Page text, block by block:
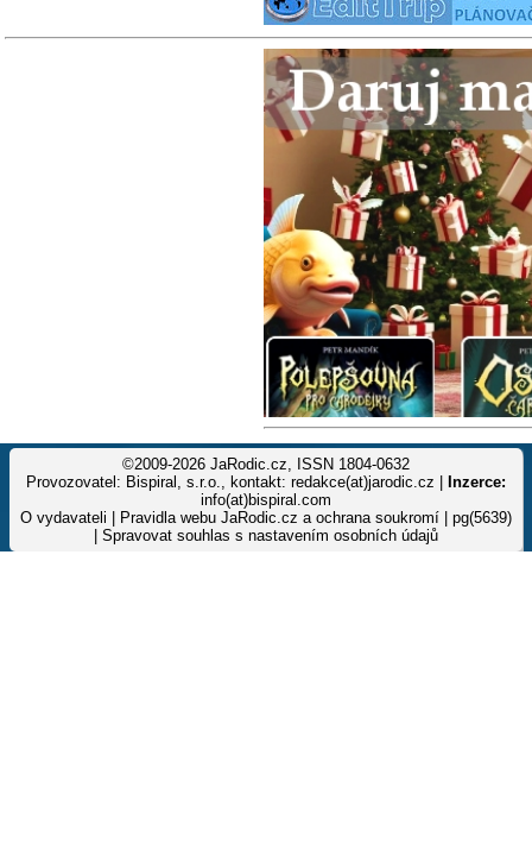
©2009-2026 JaRodic.cz, ISSN 1804-0632
Provozovatel: Bispiral, s.r.o., kontakt: redakce(at)jarodic.cz |
Inzerce:
info(at)bispiral.com
O vydavateli
Pravidla webu JaRodic.cz a ochrana soukromí | pg(5639)
Spravovat souhlas s nastavením osobních údajů